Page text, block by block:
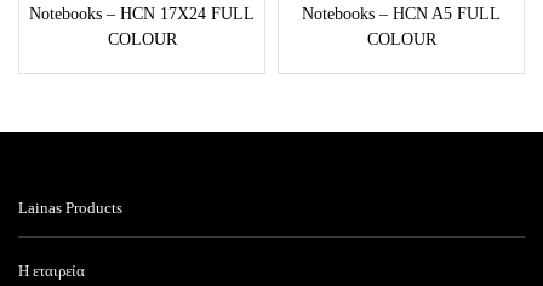
Notebooks – HCN 17X24 FULL
COLOUR
Notebooks – HCN A5 FULL
COLOUR
Lainas Products
Η εταιρεία